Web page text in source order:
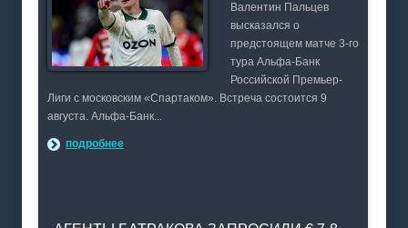
Валентин Пальцев
высказался о
предстоящем матче 3-го
тура Альфа-Банк
Российской Премьер-
Лиги с московским «Спартаком». Встреча состоится 9
августа. Альфа-Банк...
подробнее